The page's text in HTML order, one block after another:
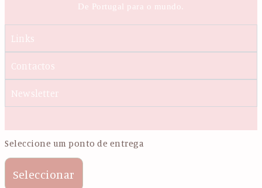
De Portugal para o mundo.
Links
Contactos
Newsletter
Seleccione um ponto de entrega
Seleccionar